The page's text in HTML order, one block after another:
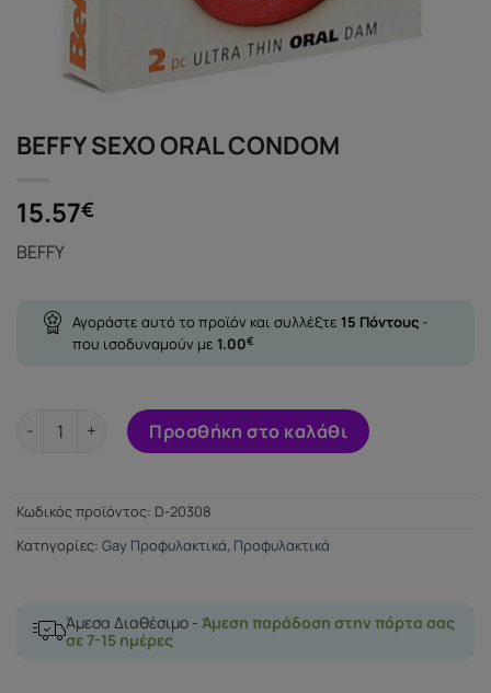
BEFFY SEXO ORAL CONDOM
15.57€
BEFFY
Αγοράστε αυτό το προϊόν και συλλέξτε 15 Πόντους -
που ισοδυναμούν με 1.00€
BEFFY SEXO ORAL CONDOM ποσότητα
Προσθήκη στο καλάθι
Κωδικός προϊόντος: D-20308
Κατηγορίες: Gay Προφυλακτικά, Προφυλακτικά
Άμεσα Διαθέσιμο - Άμεση παράδοση στην πόρτα σας
σε 7-15 ημέρες